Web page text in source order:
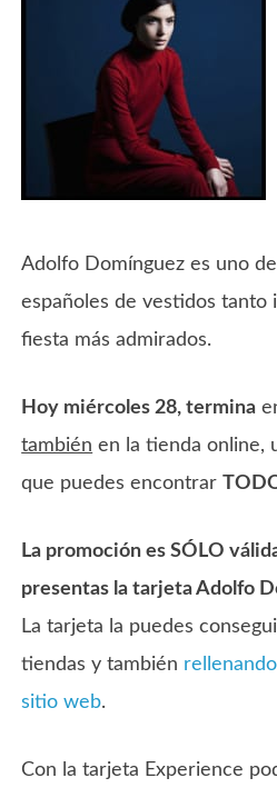
Adolfo Domínguez es uno
españoles de vestidos tanto
fiesta más admirados.
Hoy miércoles 28, termina
también en la tienda online,
que puedes encontrar
La promoción es SÓLO
presentas la tarjeta Adolfo
La tarjeta la puedes
tiendas y también
sitio web.
Con la tarjeta Experience